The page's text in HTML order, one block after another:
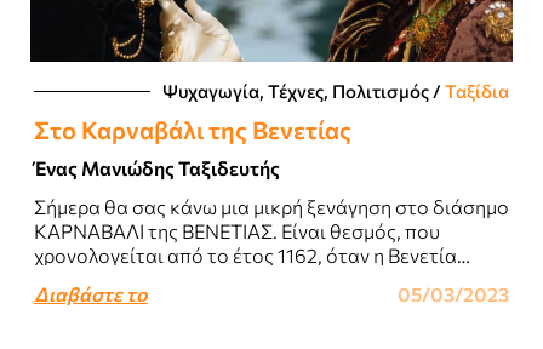
Ψυχαγωγία, Τέχνες, Πολιτισμός /Ταξίδια
Στο Καρναβάλι της Βενετίας
Ένας Μανιώδης Ταξιδευτής
Σήμερα θα σας κάνω μια μικρή ξενάγηση στο διάσημο
ΚΑΡΝΑΒΑΛΙ της ΒΕΝΕΤΙΑΣ. Είναι θεσμός, που
χρονολογείται από το έτος 1162, όταν η Βενετία
Διαβάστε το 05/03/2023